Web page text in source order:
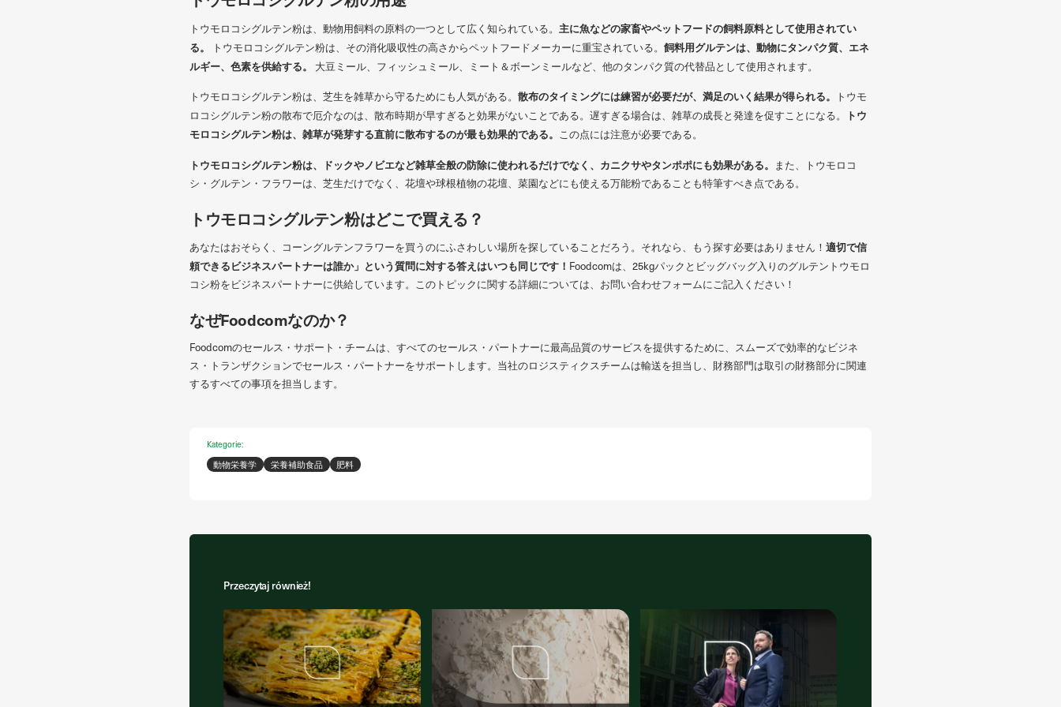
トウモロコシグルテン粉は、動物用飼料の原料の一つとして広く知られている。 主に魚などの家畜やペットフードの飼料原料として使用されてい
る。
トウモロコシグルテン粉は、その消化吸収性の高さからペットフードメーカーに重宝されている。 飼料用グルテンは、動物にタンパク質、エネ
ルギー、色素を供給する。 大豆ミール、フィッシュミール、ミート＆ボーンミールなど、他のタンパク質の代替品として使用されます。
トウモロコシグルテン粉は、芝生を雑草から守るためにも人気がある。 散布のタイミングには練習が必要だが、満足のいく結果が得られる。
トウモ
ロコシグルテン粉の散布で厄介なのは、散布時期が早すぎると効果がないことである。遅すぎる場合は、雑草の成長と発達を促すことになる。
トウ
モロコシグルテン粉は、雑草が発芽する直前に散布するのが最も効果的である。 この点には注意が必要である。
トウモロコシグルテン粉は、ドックやノビエなど雑草全般の防除に使われるだけでなく、カニクサやタンポポにも効果がある。 また、トウモロコ
シ・グルテン・フラワーは、芝生だけでなく、花壇や球根植物の花壇、菜園などにも使える万能粉であることも特筆すべき点である。
トウモロコシグルテン粉はどこで買える？
あなたはおそらく、コーングルテンフラワーを買うのにふさわしい場所を探していることだろう。それなら、もう探す必要はありません！ 適切で信
頼できるビジネスパートナーは誰か」という質問に対する答えはいつも同じです！ Foodcomは、25kgパックとビッグバッグ入りのグルテントウモロ
コシ粉をビジネスパートナーに供給しています。このトピックに関する詳細については、お問い合わせフォームにご記入ください！
なぜFoodcomなのか？
Foodcomのセールス・サポート・チームは、すべてのセールス・パートナーに最高品質のサービスを提供するために、スムーズで効率的なビジネ
ス・トランザクションでセールス・パートナーをサポートします。当社のロジスティクスチームは輸送を担当し、財務部門は取引の財務部分に関連
するすべての事項を担当します。
Kategorie:
動物栄養学 栄養補助食品 肥料
Przeczytaj również!